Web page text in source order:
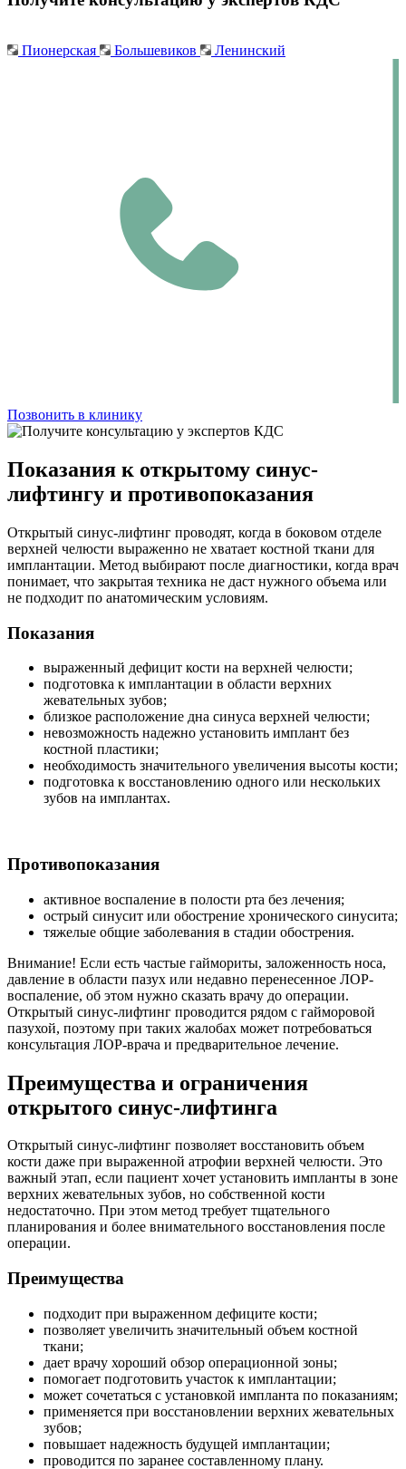
Пионерская Большевиков Ленинский
Позвонить в клинику
Показания к открытому синус-
лифтингу и противопоказания
Открытый синус-лифтинг проводят, когда в боковом отделе
верхней челюсти выраженно не хватает костной ткани для
имплантации. Метод выбирают после диагностики, когда врач
понимает, что закрытая техника не даст нужного объема или
не подходит по анатомическим условиям.
Показания
выраженный дефицит кости на верхней челюсти;
подготовка к имплантации в области верхних
жевательных зубов;
близкое расположение дна синуса верхней челюсти;
невозможность надежно установить имплант без
костной пластики;
необходимость значительного увеличения высоты кости;
подготовка к восстановлению одного или нескольких
зубов на имплантах.
Противопоказания
активное воспаление в полости рта без лечения;
острый синусит или обострение хронического синусита;
тяжелые общие заболевания в стадии обострения.
Внимание! Если есть частые гаймориты, заложенность носа,
давление в области пазух или недавно перенесенное ЛОР-
воспаление, об этом нужно сказать врачу до операции.
Открытый синус-лифтинг проводится рядом с гайморовой
пазухой, поэтому при таких жалобах может потребоваться
консультация ЛОР-врача и предварительное лечение.
Преимущества и ограничения
открытого синус-лифтинга
Открытый синус-лифтинг позволяет восстановить объем
кости даже при выраженной атрофии верхней челюсти. Это
важный этап, если пациент хочет установить импланты в зоне
верхних жевательных зубов, но собственной кости
недостаточно. При этом метод требует тщательного
планирования и более внимательного восстановления после
операции.
Преимущества
подходит при выраженном дефиците кости;
позволяет увеличить значительный объем костной
ткани;
дает врачу хороший обзор операционной зоны;
помогает подготовить участок к имплантации;
может сочетаться с установкой импланта по показаниям;
применяется при восстановлении верхних жевательных
зубов;
повышает надежность будущей имплантации;
проводится по заранее составленному плану.